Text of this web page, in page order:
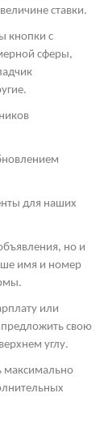
ставки.
кнопки с
сферы,
для наших
но и
имя и номер
или
свою
углу.
максимально